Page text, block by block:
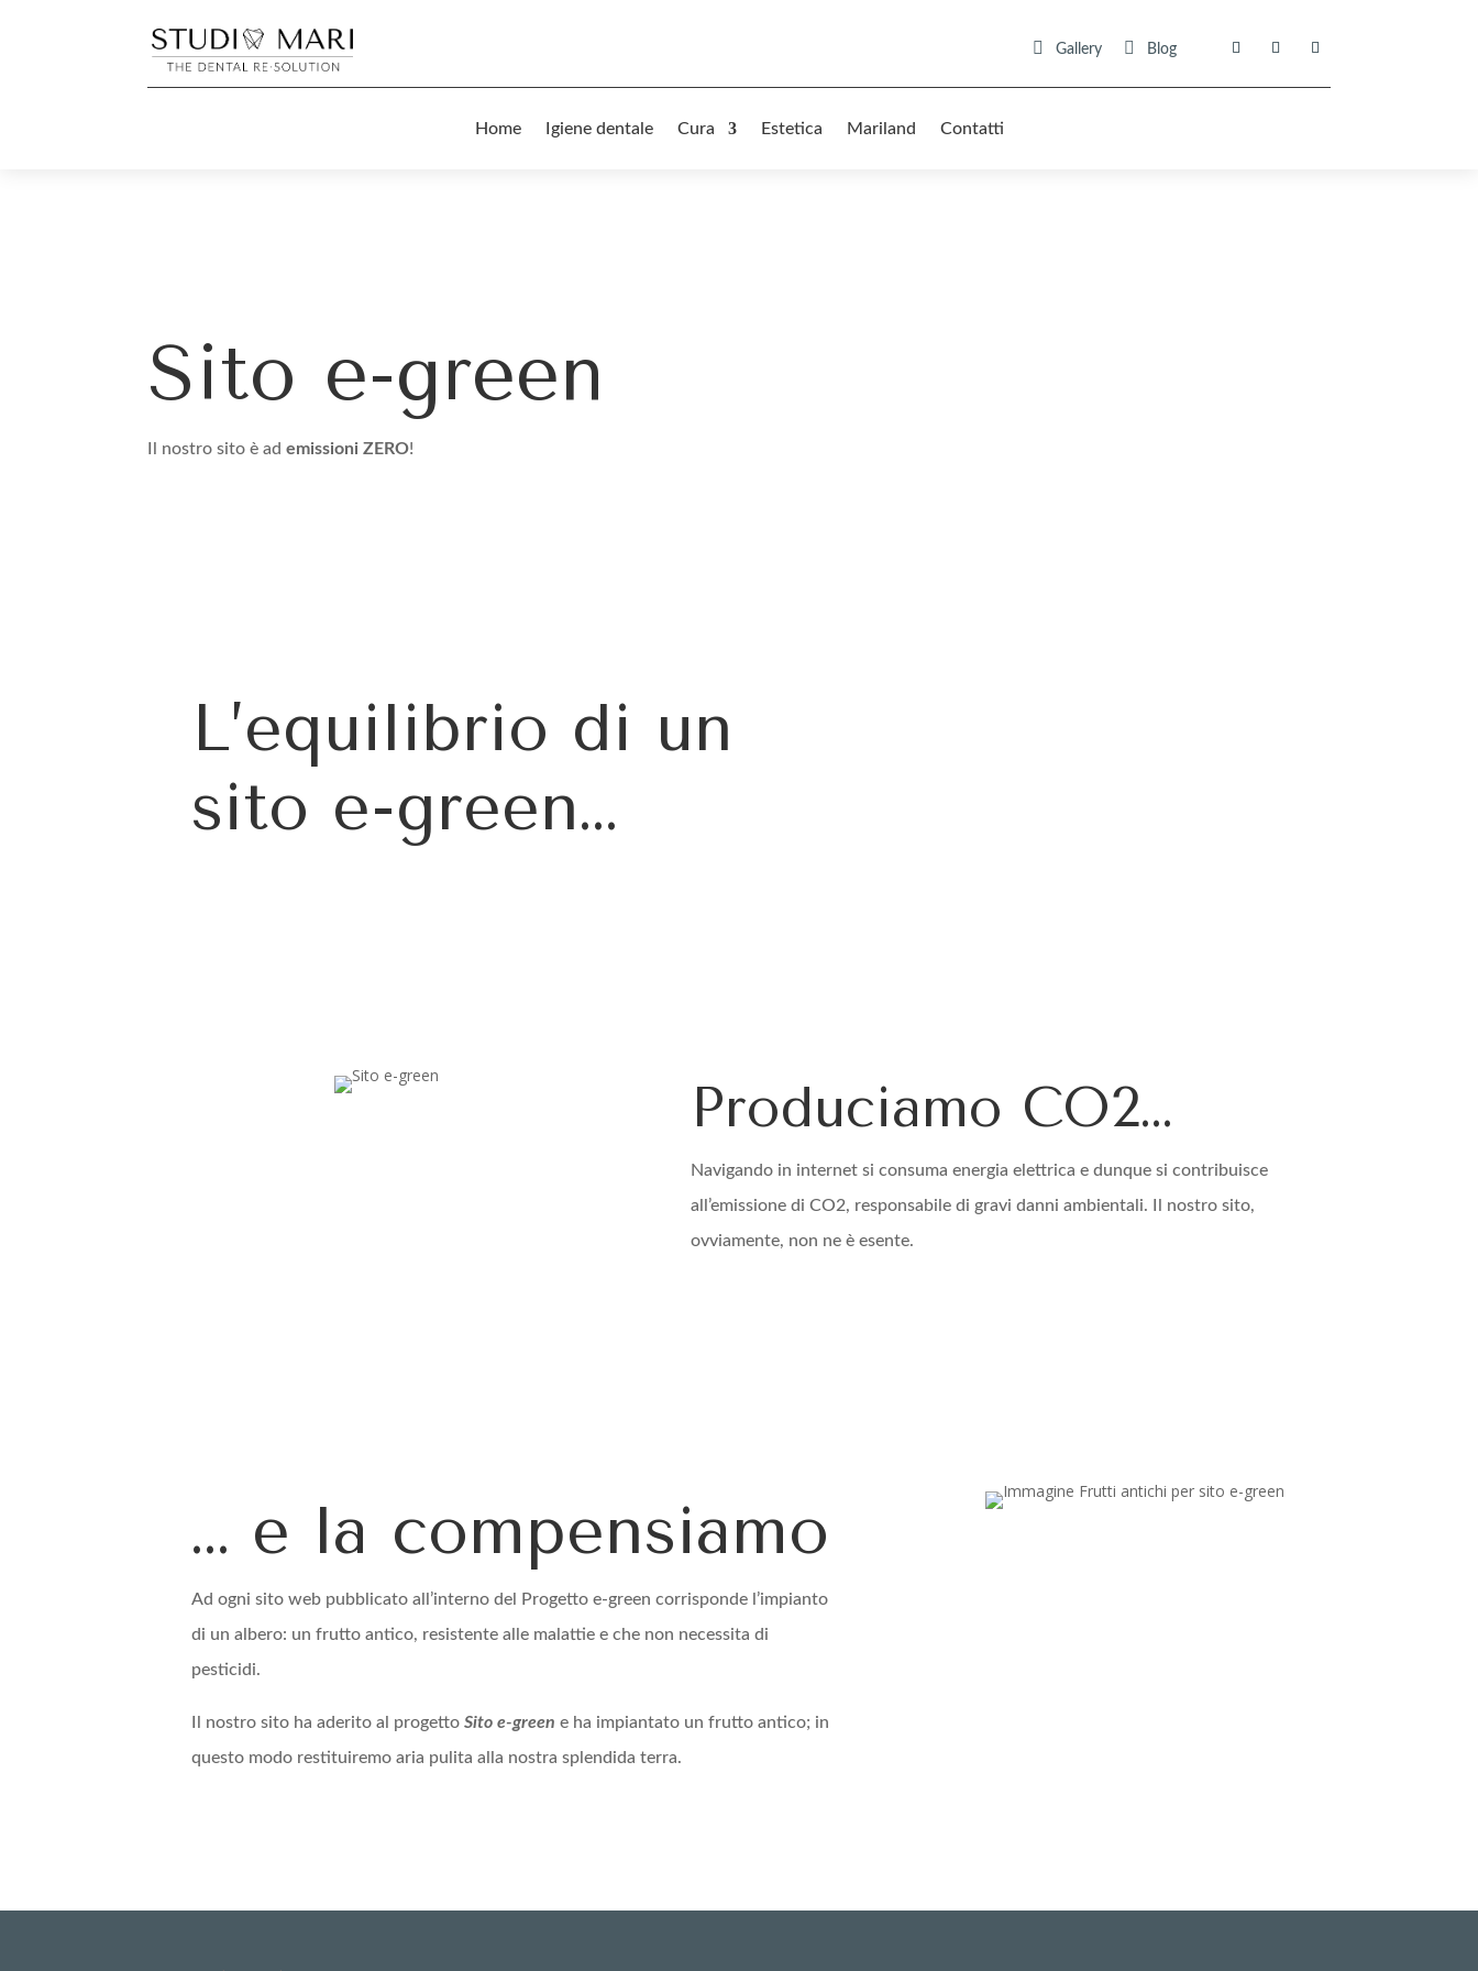
 Gallery  Blog
Home Igiene dentale Cura Estetica Mariland Contatti
Sito e-green
Il nostro sito è ademissioni ZERO!
L’equilibrio di un
sito e-green…
Produciamo CO2…
Navigando in internet si consuma energia elettrica e dunque si contribuisce
all’emissione di CO2, responsabile di gravi danni ambientali. Il nostro sito,
ovviamente, non ne è esente.
… e la compensiamo
Ad ogni sito web pubblicato all’interno del Progetto e-green corrisponde l’impianto
di un albero: un frutto antico, resistente alle malattie e che non necessita di
pesticidi.
Il nostro sito ha aderito al progettoSito e-green e ha impiantato un frutto antico; in
questo modo restituiremo aria pulita alla nostra splendida terra.